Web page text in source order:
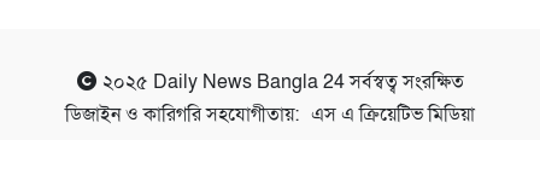
২০২৫ Daily News Bangla 24সর্বস্বত্ব সংরক্ষিত
ডিজাইন ও কারিগরি সহযোগীতায়: এস এ ক্রিয়েটিভ মিডিয়া